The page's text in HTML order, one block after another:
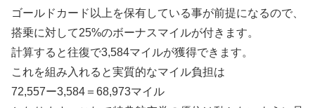
ゴールドカード以上を保有している事が前提になるので、
搭乗に対して25%のボーナスマイルが付きます。
計算すると往復で3,584マイルが獲得できます。
これを組み入れると実質的なマイル負担は
72,557ー3,584＝68,973マイル